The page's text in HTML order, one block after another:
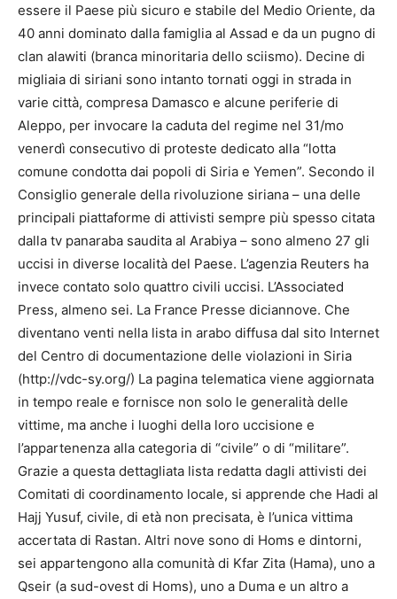
essere il Paese più sicuro e stabile del Medio Oriente, da
40 anni dominato dalla famiglia al Assad e da un pugno di
clan alawiti (branca minoritaria dello sciismo). Decine di
migliaia di siriani sono intanto tornati oggi in strada in
varie città, compresa Damasco e alcune periferie di
Aleppo, per invocare la caduta del regime nel 31/mo
venerdì consecutivo di proteste dedicato alla “lotta
comune condotta dai popoli di Siria e Yemen”. Secondo il
Consiglio generale della rivoluzione siriana – una delle
principali piattaforme di attivisti sempre più spesso citata
dalla tv panaraba saudita al Arabiya – sono almeno 27 gli
uccisi in diverse località del Paese. L’agenzia Reuters ha
invece contato solo quattro civili uccisi. L’Associated
Press, almeno sei. La France Presse diciannove. Che
diventano venti nella lista in arabo diffusa dal sito Internet
del Centro di documentazione delle violazioni in Siria
(http://vdc-sy.org/) La pagina telematica viene aggiornata
in tempo reale e fornisce non solo le generalità delle
vittime, ma anche i luoghi della loro uccisione e
l’appartenenza alla categoria di “civile” o di “militare”.
Grazie a questa dettagliata lista redatta dagli attivisti dei
Comitati di coordinamento locale, si apprende che Hadi al
Hajj Yusuf, civile, di età non precisata, è l’unica vittima
accertata di Rastan. Altri nove sono di Homs e dintorni,
sei appartengono alla comunità di Kfar Zita (Hama), uno a
Qseir (a sud-ovest di Homs), uno a Duma e un altro a